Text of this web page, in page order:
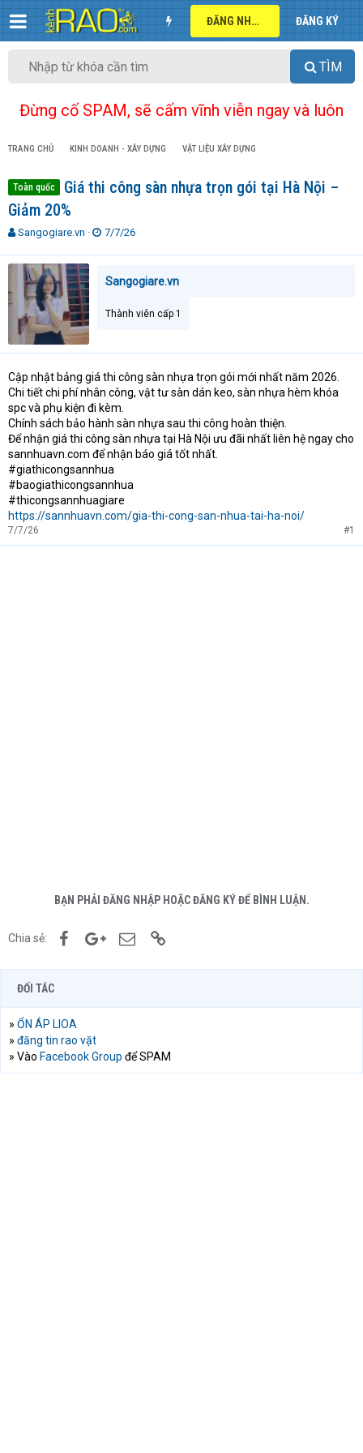
ĐĂNG NHẬP ĐĂNG KÝ
TÌM
Đừng cố SPAM, sẽ cấm vĩnh viễn ngay và luôn
TRANG CHỦ KINH DOANH - XÂY DỰNG VẬT LIỆU XÂY DỰNG
Toàn quốc
Giá thi công sàn nhựa trọn gói tại Hà Nội –
Giảm 20%
T
r
s
t
a
t
e
r
Sangogiare.vn
N
y
7/7/26
Sangogiare.vn
Thành viên cấp 1
Cập nhật bảng giá thi công sàn nhựa trọn gói mới nhất năm 2026.
Chi tiết chi phí nhân công, vật tư sàn dán keo, sàn nhựa hèm khóa
spc và phụ kiện đi kèm.
Chính sách bảo hành sàn nhựa sau thi công hoàn thiện.
Để nhận giá thi công sàn nhựa tại Hà Nội ưu đãi nhất liên hệ ngay cho
sannhuavn.com để nhận báo giá tốt nhất.
#giathicongsannhua
#baogiathicongsannhua
#thicongsannhuagiare
https://sannhuavn.com/gia-thi-cong-san-nhua-tai-ha-noi/
7/7/26 #1
BẠN PHẢI ĐĂNG NHẬP HOẶC ĐĂNG KÝ ĐỂ BÌNH LUẬN.
Chia sẻ: FacebookGoogle+Email
ĐỐI TÁC
» ỔN ÁP LIOA
» đăng tin rao vặt
» Vào Facebook Group để SPAM